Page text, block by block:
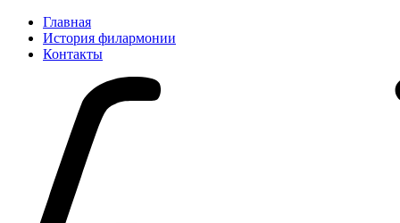
Главная
История филармонии
Контакты